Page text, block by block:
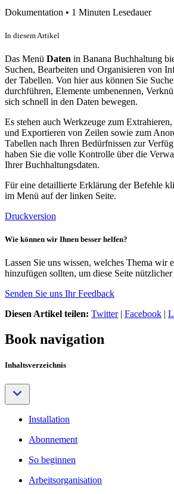
Dokumentation • 1 Minuten Lesedauer
In diesem Artikel
Das Menü Daten in Banana Buchhaltung
Suchen, Bearbeiten und Organisieren von
der Tabellen. Von hier aus können Sie
durchführen, Elemente umbenennen,
sich schnell in den Daten bewegen.
Es stehen auch Werkzeuge zum
und Exportieren von Zeilen sowie zum
Tabellen nach Ihren Bedürfnissen zur
haben Sie die volle Kontrolle über die
Ihrer Buchhaltungsdaten.
Für eine detaillierte Erklärung der Befehle
im Menü auf der linken Seite.
Druckversion
Wie können wir Ihnen besser helfen?
Lassen Sie uns wissen, welches Thema wir
hinzufügen sollten, um diese Seite nützlicher
Senden Sie uns Ihr Feedback
Diesen Artikel teilen: Twitter| Facebook |
Book navigation
Inhaltsverzeichnis
Installation
Abonnement
So beginnen
Arbeitsorganisation